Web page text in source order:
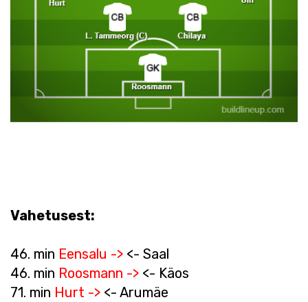
Vahetusest:
46. min Eensalu -> <- Saal
46. min Roosmann -> <- Käos
71. min Hurt -> <- Arumäe